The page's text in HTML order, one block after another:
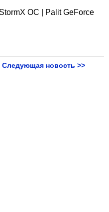
OC | Palit GeForce
Следующая новость >>